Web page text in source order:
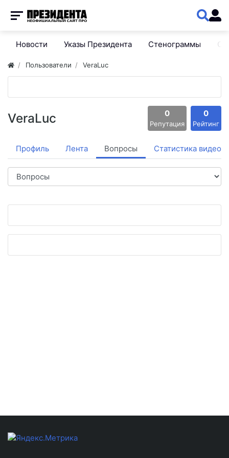
Новости Указы Президента Стенограммы
Пользователи VeraLuc
VeraLuc 0
Репутация
0
Рейтинг
Профиль Лента Вопросы Статистика видео